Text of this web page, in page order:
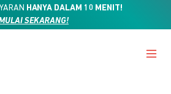
HANYA DALAM 10 MENIT!
SEKARANG!